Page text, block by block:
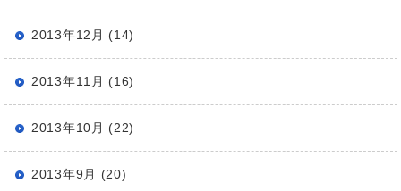
2013年12月 (14)
2013年11月 (16)
2013年10月 (22)
2013年9月 (20)